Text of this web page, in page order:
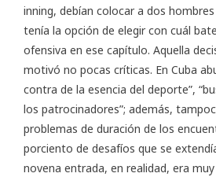
inning, debían colocar a dos
tenía la opción de elegir con cuál
ofensiva en ese capítulo. Aquella
motivó no pocas críticas. En Cuba
contra de la esencia del deporte”,
los patrocinadores”; además,
problemas de duración de los
porciento de desafíos que se
novena entrada, en realidad, era